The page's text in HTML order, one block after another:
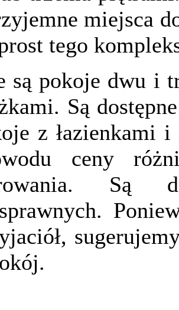
miejsca
tego
są pokoje dwu i
Są
z łazienkami
ceny
Są